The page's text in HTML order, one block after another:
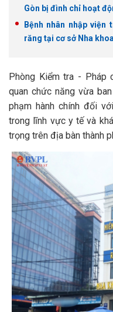
Gòn bị đình chỉ hoạt
Bệnh nhân nhập
răng tại cơ sở Nha
Phòng Kiểm tra - Pháp
quan chức năng vừa
phạm hành chính đối
trong lĩnh vực y tế và
trọng trên địa bàn thành